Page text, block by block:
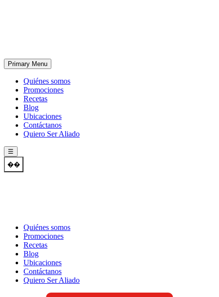
Primary Menu
Quiénes somos
Promociones
Recetas
Blog
Ubicaciones
Contáctanos
Quiero Ser Aliado
☰
��
Quiénes somos
Promociones
Recetas
Blog
Ubicaciones
Contáctanos
Quiero Ser Aliado